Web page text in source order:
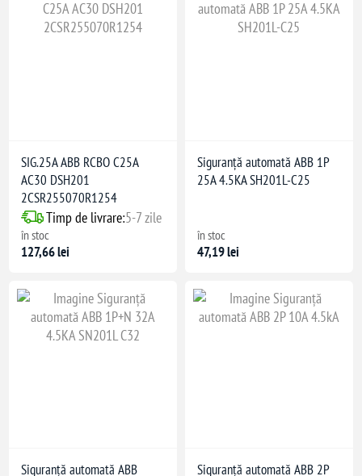
SIG.25A ABB RCBO C25A
AC30 DSH201
2CSR255070R1254
Timp de livrare:5-7 zile
în stoc
127,66 lei
Siguranță automată ABB 1P
25A 4.5KA SH201L-C25
în stoc
47,19 lei
Siguranță automată ABB
Siguranță automată ABB 2P